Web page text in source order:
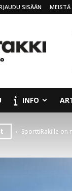
SISÄÄN MEISTÄ
INFO
SporttiRakille on